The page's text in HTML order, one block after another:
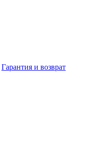
Гарантия и возврат